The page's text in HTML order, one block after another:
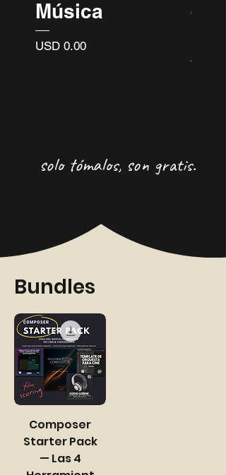
Música
Precio
USD 0.00
-
solo tómalos, son gratis.
Bundles
Composer
Starter Pack
— Las 4